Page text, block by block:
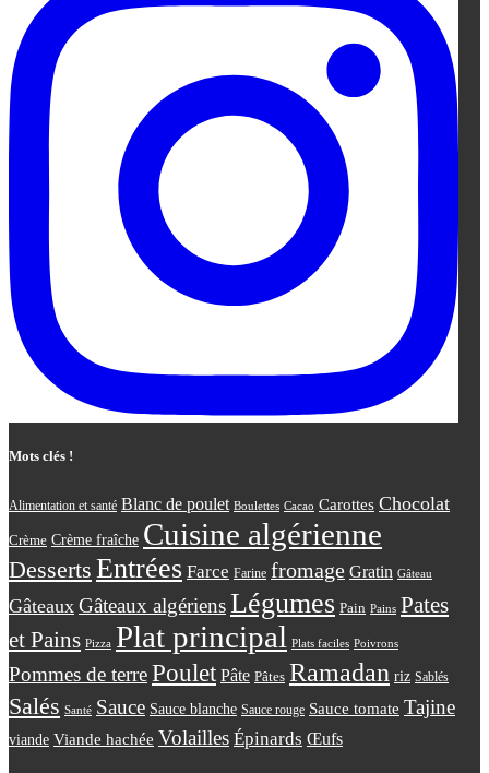
Mots clés !
Alimentation et santé Blanc de poulet Boulettes Cacao Carottes Chocolat
Crème Crème fraîche Cuisine algérienne
Desserts Entrées Farce Farine fromage Gratin Gâteau
Gâteaux Gâteaux algériensLégumes Pain Pains Pates
et Pains Pizza Plat principal Plats faciles Poivrons
Pommes de terrePoulet Pâte Pâtes Ramadan riz Sablés
Salés Santé Sauce Sauce blanche Sauce rouge Sauce tomate Tajine
viande Viande hachée Volailles Épinards Œufs